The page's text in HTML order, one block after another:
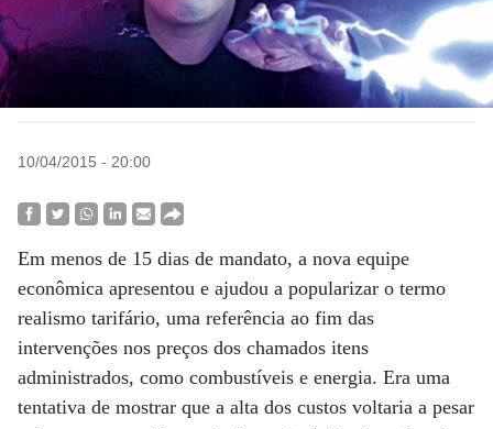
10/04/2015 - 20:00
Em menos de 15 dias de mandato, a nova equipe
econômica apresentou e ajudou a popularizar o termo
realismo tarifário, uma referência ao fim das
intervenções nos preços dos chamados itens
administrados, como combustíveis e energia. Era uma
tentativa de mostrar que a alta dos custos voltaria a pesar